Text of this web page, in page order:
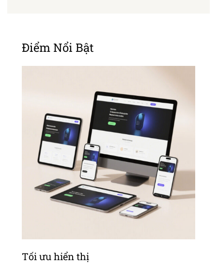
Điểm Nổi Bật
Tối ưu hiển thị